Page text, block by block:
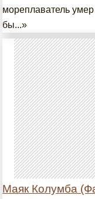
мореплаватель
бы...»
Маяк Колумба